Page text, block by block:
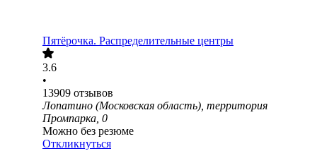
Пятёрочка. Распределительные центры
3.6
•
13909 отзывов
Лопатино (Московская область), территория
Промпарка, 0
Можно без резюме
Откликнуться